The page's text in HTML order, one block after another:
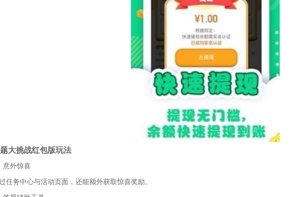
大挑战红包版玩法
意外惊喜
任务中心与活动页面，还能额外获取惊喜奖励。